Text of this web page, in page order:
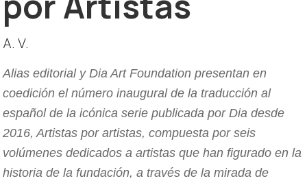
A. V.
Alias editorial y Dia Art Foundation presentan en
coedición el número inaugural de la traducción al
español de la icónica serie publicada por Dia desde
2016, Artistas por artistas, compuesta por seis
volúmenes dedicados a artistas que han figurado en la
historia de la fundación, a través de la mirada de